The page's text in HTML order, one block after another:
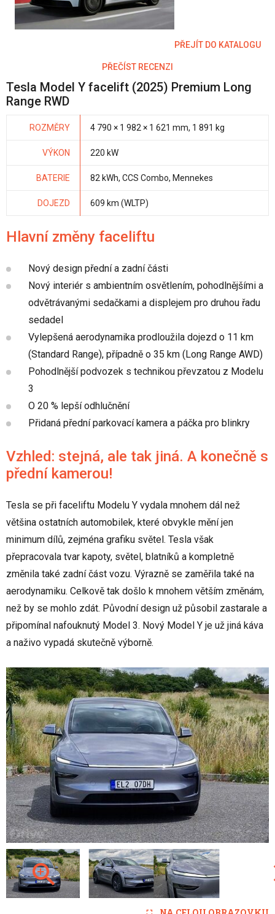
PŘEJÍT DO KATALOGU
PŘEČÍST RECENZI
Tesla Model Y facelift (2025) Premium Long
Range RWD
ROZMĚRY 4 790 × 1 982 × 1 621 mm, 1 891 kg
VÝKON 220 kW
BATERIE 82 kWh, CCS Combo, Mennekes
DOJEZD 609 km (WLTP)
Hlavní změny faceliftu
Nový design přední a zadní části
Nový interiér s ambientním osvětlením, pohodlnějšími a
odvětrávanými sedačkami a displejem pro druhou řadu
sedadel
Vylepšená aerodynamika prodloužila dojezd o 11 km
(Standard Range), případně o 35 km (Long Range AWD)
Pohodlnější podvozek s technikou převzatou z Modelu
3
O 20 % lepší odhlučnění
Přidaná přední parkovací kamera a páčka pro blinkry
Vzhled: stejná, ale tak jiná. A konečně s
přední kamerou!
Tesla se při faceliftu Modelu Y vydala mnohem dál než
většina ostatních automobilek, které obvykle mění jen
minimum dílů, zejména grafiku světel. Tesla však
přepracovala tvar kapoty, světel, blatníků a kompletně
změnila také zadní část vozu. Výrazně se zaměřila také na
aerodynamiku. Celkově tak došlo k mnohem větším změnám,
než by se mohlo zdát. Původní design už působil zastarale a
připomínal nafouknutý Model 3. Nový Model Y je už jiná káva
a naživo vypadá skutečně výborně.